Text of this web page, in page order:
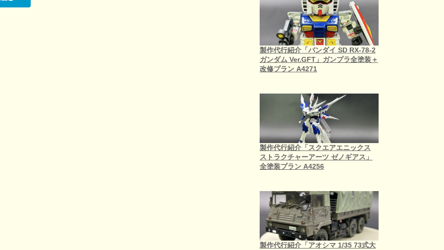
製作代行紹介「バンダイ SD RX-78-2
ガンダム Ver.GFT」ガンプラ全塗装＋
改修プラン A4271
製作代行紹介「スクエアエニックス
ストラクチャーアーツ ゼノギアス」
全塗装プラン A4256
製作代行紹介「アオシマ 1/35 73式大